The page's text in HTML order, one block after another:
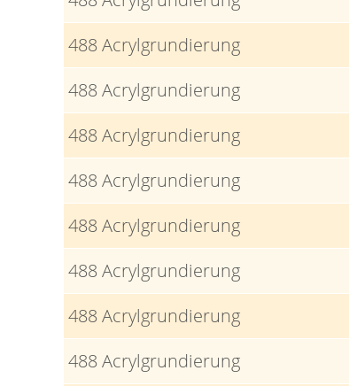
488 Acrylgrundierung
488 Acrylgrundierung
488 Acrylgrundierung
488 Acrylgrundierung
488 Acrylgrundierung
488 Acrylgrundierung
488 Acrylgrundierung
488 Acrylgrundierung